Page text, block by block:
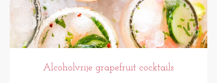
Alcoholvrije grapefruit cocktails